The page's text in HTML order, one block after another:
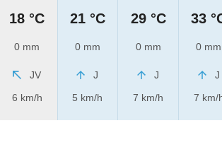
18 °C
0 mm
JV
6 km/h
21 °C
0 mm
J
5 km/h
29 °C
0 mm
J
7 km/h
33
0 mm
J
7 km/